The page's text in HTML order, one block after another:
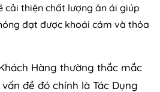
cải thiện chất lượng ân ái giúp
đạt được khoái cảm và thỏa
Hàng thường thắc mắc
đề đó chính là Tác Dụng